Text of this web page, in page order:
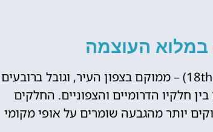
במלוא העוצמה
רובע 18 בפריז – הרובע השמונה עשרה (18th Arrondissement) – ממוקם בצפון העיר, וגובל ברובעים
בין חלקיו הדרומיים והצפוניים. החלקים
יותר מהגבעה שומרים על אופי מקומי
מומלץ לקנות כרטיס
מראש!
לחצו פה!